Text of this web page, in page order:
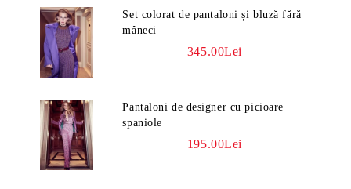
Set colorat de pantaloni și bluză fără
mâneci
345.00Lei
Pantaloni de designer cu picioare
spaniole
195.00Lei